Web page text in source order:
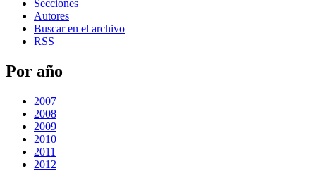
Secciones
Autores
Buscar en el archivo
RSS
Por año
2007
2008
2009
2010
2011
2012